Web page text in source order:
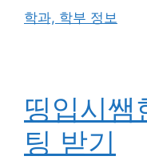
학과, 학부 정보
띵입시쌤
팅 받기